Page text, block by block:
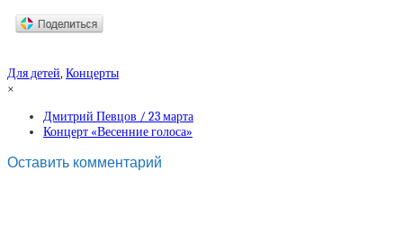
Для детей,Концерты
×
Дмитрий Певцов / 23 марта
Концерт «Весенние голоса»
Оставить комментарий